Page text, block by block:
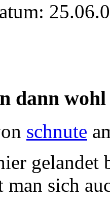
dann
schnute
gelandet
sich